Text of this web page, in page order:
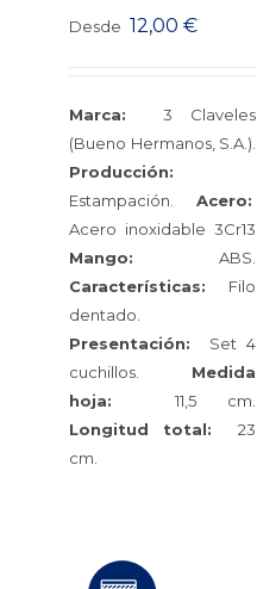
Desde 12,00€
Marca: 3 Claveles
(Bueno Hermanos, S.A.).
Producción:
Estampación. Acero:
Acero inoxidable 3Cr13
Mango: ABS.
Características: Filo
dentado.
Presentación: Set 4
cuchillos. Medida
hoja: 11,5 cm.
Longitud total: 23
cm.